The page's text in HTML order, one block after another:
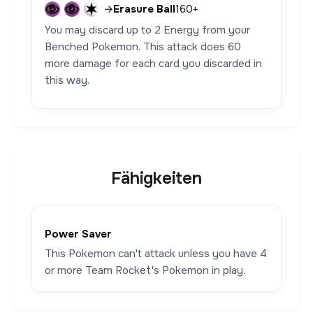
→Erasure Ball160+
You may discard up to 2 Energy from your
Benched Pokemon. This attack does 60
more damage for each card you discarded in
this way.
Fähigkeiten
Power Saver
This Pokemon can't attack unless you have 4
or more Team Rocket's Pokemon in play.